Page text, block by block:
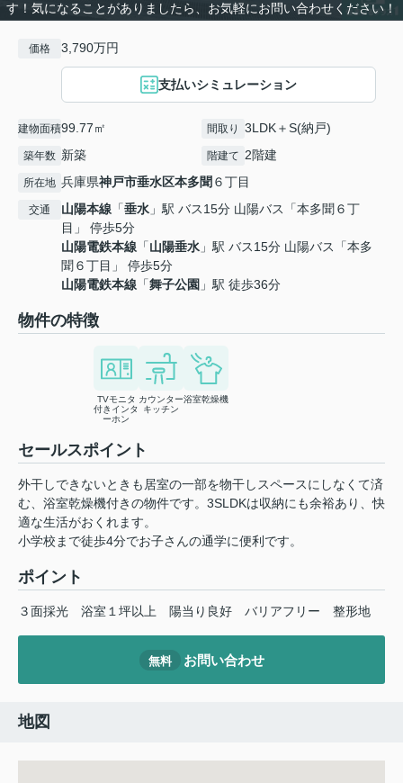
す！気になることがありましたら、お気軽にお問い合わせください！
価格 3,790万円
支払いシミュレーション
建物面積99.77㎡ 間取り 3LDK＋S(納戸)
築年数 新築 階建て 2階建
所在地 兵庫県神戸市垂水区本多聞 ６丁目
交通 山陽本線 「垂水 」駅 バス15分 山陽バス「本多聞６丁
目」 停歩5分
山陽電鉄本線 「山陽垂水 」駅 バス15分 山陽バス「本多
聞６丁目」 停歩5分
山陽電鉄本線 「舞子公園 」駅 徒歩36分
物件の特徴
TVモニタ
付きインタ
ーホン
カウンター
キッチン
浴室乾燥機
セールスポイント
外干しできないときも居室の一部を物干しスペースにしなくて済
む、浴室乾燥機付きの物件です。3SLDKは収納にも余裕あり、快
適な生活がおくれます。
小学校まで徒歩4分でお子さんの通学に便利です。
ポイント
３面採光 浴室１坪以上 陽当り良好 バリアフリー 整形地
無料 お問い合わせ
地図